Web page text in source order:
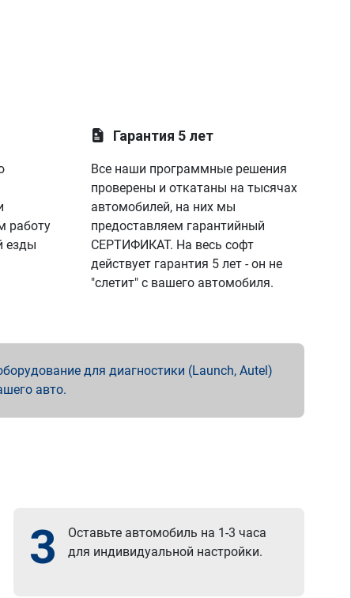
работу
езды
Гарантия 5 лет
Все наши программные решения
проверены и откатаны на тысячах
автомобилей, на них мы
предоставляем гарантийный
СЕРТИФИКАТ. На весь софт
действует гарантия 5 лет - он не
"слетит" с вашего автомобиля.
для диагностики (Launch, Autel)
авто.
3
Оставьте автомобиль на 1-3 часа
для индивидуальной настройки.